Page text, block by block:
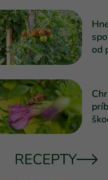
od
RECEPTY